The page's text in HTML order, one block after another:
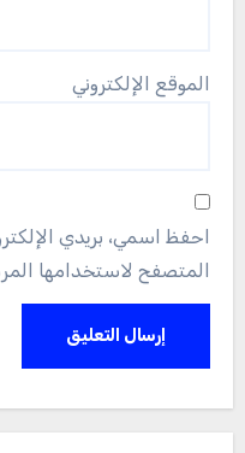
الموقع الإلكتروني
احفظ اسمي، بريدي
المتصفح لاستخدامها